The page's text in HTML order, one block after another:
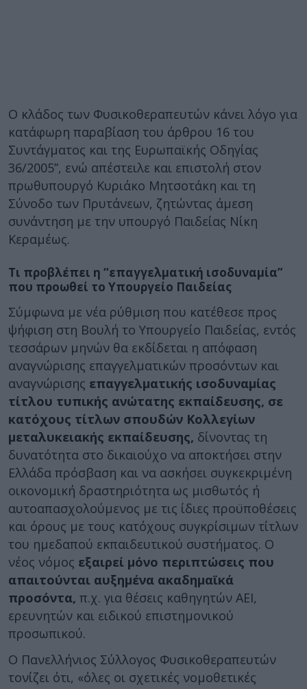
O κλάδος των Φυσικοθεραπευτών κάνει λόγο για
κατάφωρη παραβίαση του άρθρου 16 του
Συντάγματος και της Ευρωπαϊκής Οδηγίας
36/2005”, ενώ απέστειλε και επιστολή στον
πρωθυπουργό Κυριάκο Μητσοτάκη και τη
Σύνοδο των Πρυτάνεων, ζητώντας άμεση
συνάντηση με την υπουργό Παιδείας Νίκη
Κεραμέως.
Τι προβλέπει η “επαγγελματική ισοδυναμία”
που προωθεί το Υπουργείο Παιδείας
Σύμφωνα με νέα ρύθμιση που κατέθεσε προς
ψήφιση στη Βουλή το Υπουργείο Παιδείας, εντός
τεσσάρων μηνών θα εκδίδεται η απόφαση
αναγνώρισης επαγγελματικών προσόντων και
αναγνώρισης επαγγελματικής ισοδυναμίας
τίτλου τυπικής ανώτατης εκπαίδευσης, σε
κατόχους τίτλων σπουδών Κολλεγίων
μεταλυκειακής εκπαίδευσης, δίνοντας τη
δυνατότητα στο δικαιούχο να αποκτήσει στην
Ελλάδα πρόσβαση και να ασκήσει συγκεκριμένη
οικονομική δραστηριότητα ως μισθωτός ή
αυτοαπασχολούμενος με τις ίδιες προϋποθέσεις
και όρους με τους κατόχους συγκρίσιμων τίτλων
του ημεδαπού εκπαιδευτικού συστήματος. Ο
νέος νόμος εξαιρεί μόνο περιπτώσεις που
απαιτούνται αυξημένα ακαδημαϊκά
προσόντα, π.χ. για θέσεις καθηγητών ΑΕΙ,
ερευνητών και ειδικού επιστημονικού
προσωπικού.
Ο Πανελλήνιος Σύλλογος Φυσικοθεραπευτών
τονίζει ότι, «όλες οι σχετικές νομοθετικές